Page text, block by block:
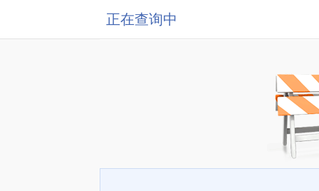
正在查询中